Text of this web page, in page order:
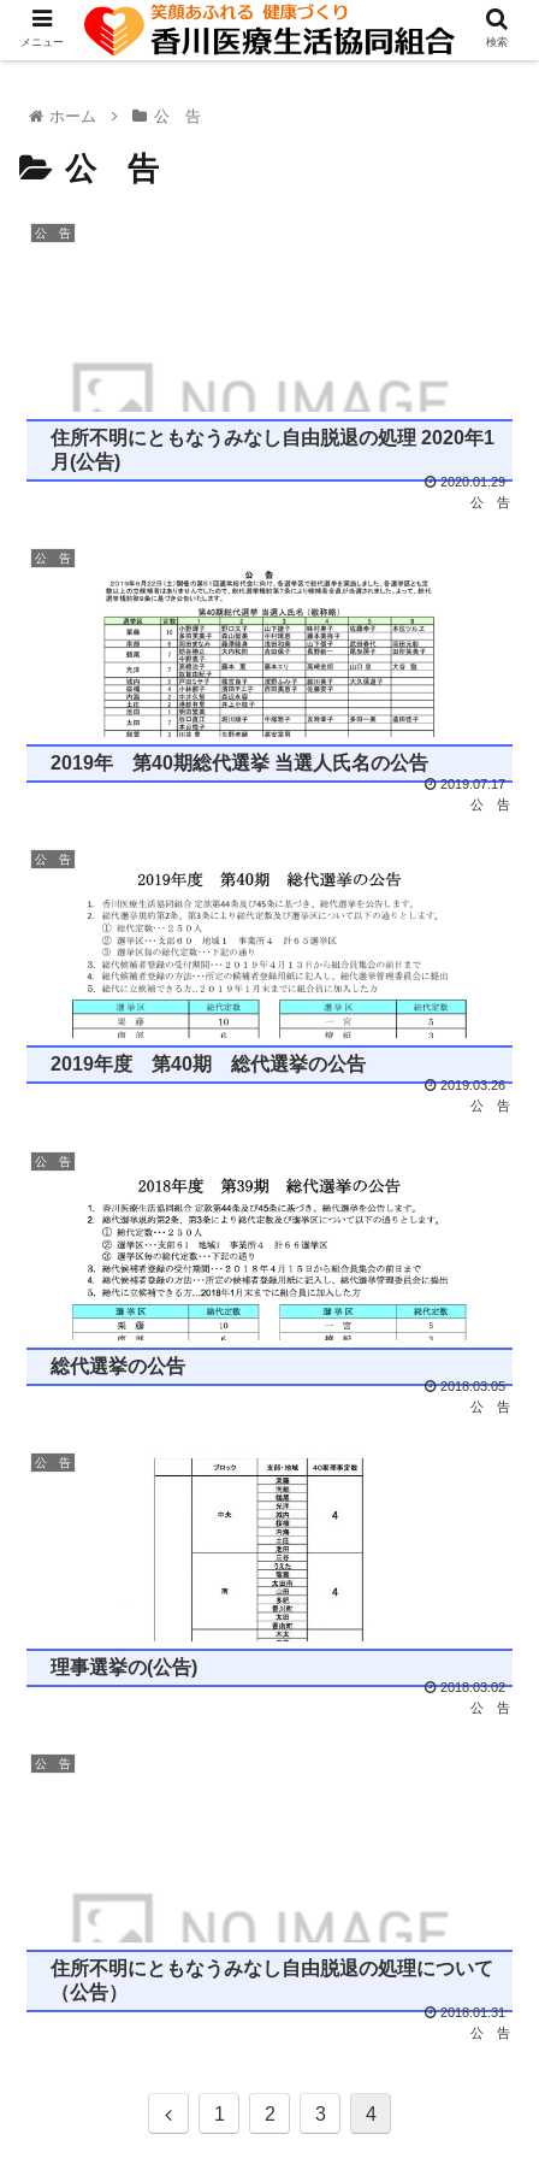
ホーム 公 告
公 告
公 告
住所不明にともなうみなし自由脱退の処理 2020年1
月(公告)
2020.01.29
公 告
公 告
2019年 第40期総代選挙 当選人氏名の公告
2019.07.17
公 告
公 告
2019年度 第40期 総代選挙の公告
2019.03.26
公 告
公 告
総代選挙の公告
2018.03.05
公 告
公 告
理事選挙の(公告)
2018.03.02
公 告
公 告
住所不明にともなうみなし自由脱退の処理について
（公告）
2018.01.31
公 告
1 2 3 4
メニュー 検索